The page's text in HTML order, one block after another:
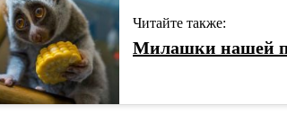
Читайте также:
Милашки нашей